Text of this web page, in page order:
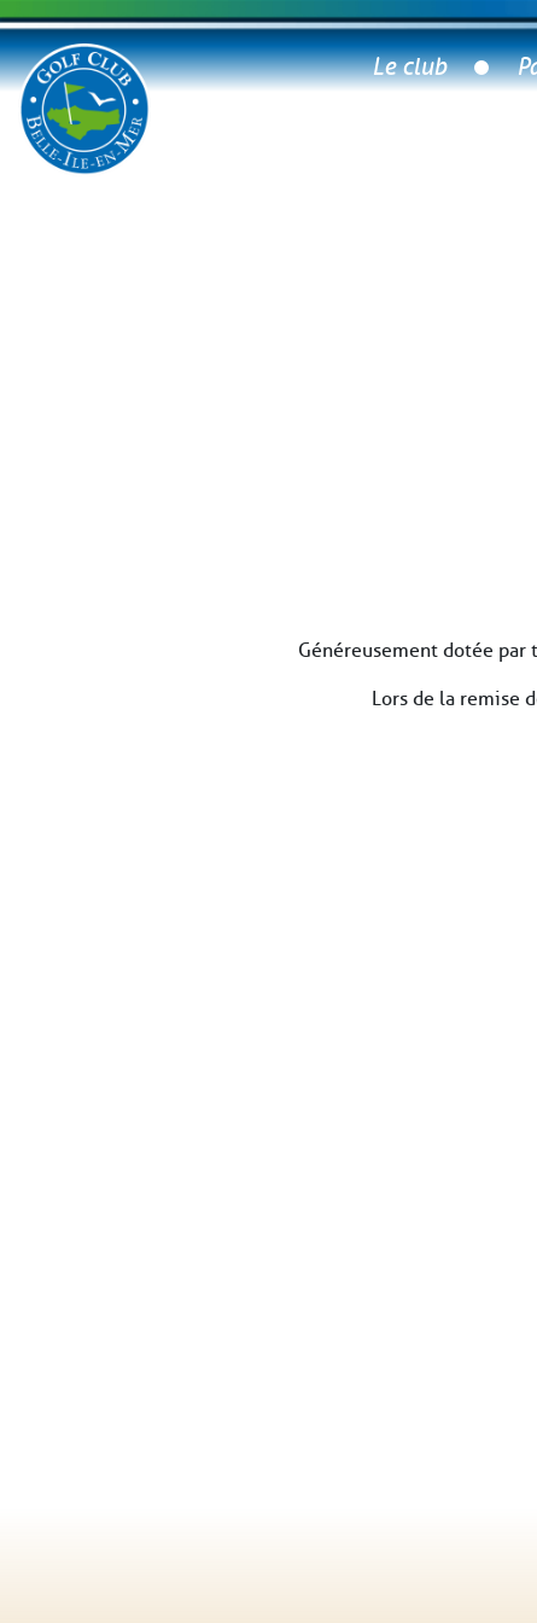
Le club
Généreusement dotée par
Lors de la remise